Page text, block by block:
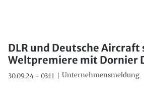
DLR und Deutsche Aircraft
Weltpremiere mit Dornier
30.09.24 - 03:11 Unternehmensmeldung